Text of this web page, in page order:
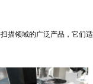
描领域的广泛产品，它们